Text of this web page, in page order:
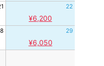
22
¥6,200
29
¥6,050